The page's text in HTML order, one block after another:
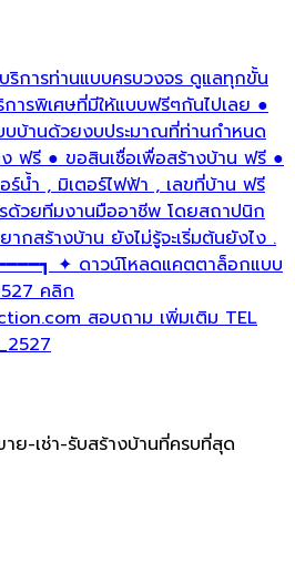
ริการท่านแบบครบวงจร ดูแลทุกขั้น
ารพิเศษที่มีให้แบบฟรีๆกันไปเลย ●
บ้านด้วยงบประมาณที่ท่านกำหนด
ฟรี ● ขอสินเชื่อเพื่อสร้างบ้าน ฟรี ●
ร์น้ำ , มิเตอร์ไฟฟ้า , เลขที่บ้าน ฟรี
วยทีมงานมืออาชีพ โดยสถาปนิก
กสร้างบ้าน ยังไม่รู้จะเริ่มต้นยังไง .
✦ ดาวน์โหลดแคตตาล็อกแบบ
คลิก
สอบถาม เพิ่มเติม TEL
าย-เช่า-รับสร้างบ้านที่ครบที่สุด